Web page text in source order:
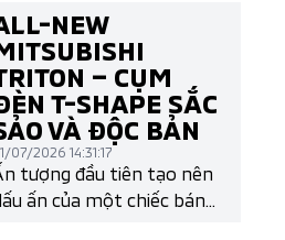
NEW
– CỤM
T-SHAPE SẮC
VÀ ĐỘC BẢN
07/2026 14:31:17
tượng đầu tiên tạo nên
ấn của một chiếc bán